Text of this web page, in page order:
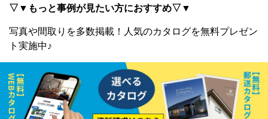
▽▼もっと事例が見たい方におすすめ▽▼
写真や間取りを多数掲載！ 人気のカタログを無料プレゼン
ト実施中♪